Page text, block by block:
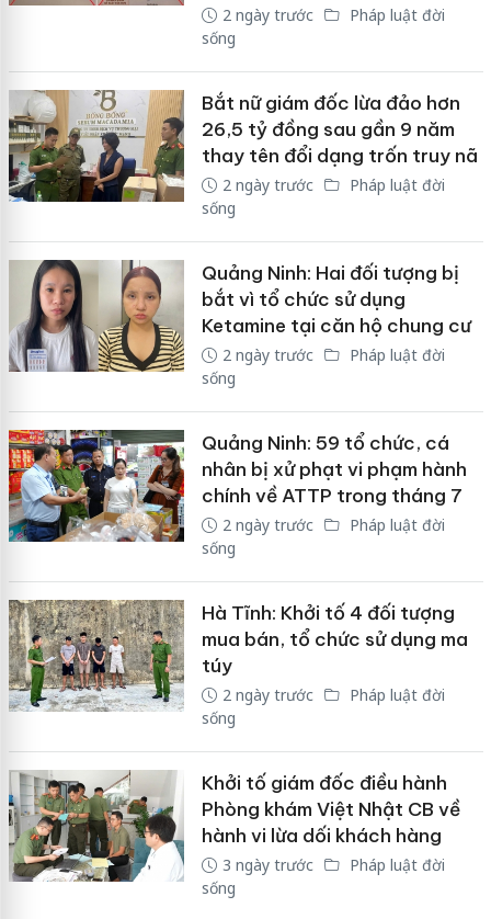
2 ngày trước
Pháp luật đời
sống
Bắt nữ giám đốc lừa đảo hơn
26,5 tỷ đồng sau gần 9 năm
thay tên đổi dạng trốn truy nã
2 ngày trước
Pháp luật đời
sống
Quảng Ninh: Hai đối tượng bị
bắt vì tổ chức sử dụng
Ketamine tại căn hộ chung cư
2 ngày trước
Pháp luật đời
sống
Quảng Ninh: 59 tổ chức, cá
nhân bị xử phạt vi phạm hành
chính về ATTP trong tháng 7
2 ngày trước
Pháp luật đời
sống
Hà Tĩnh: Khởi tố 4 đối tượng
mua bán, tổ chức sử dụng ma
túy
2 ngày trước
Pháp luật đời
sống
Khởi tố giám đốc điều hành
Phòng khám Việt Nhật CB về
hành vi lừa dối khách hàng
3 ngày trước
Pháp luật đời
sống